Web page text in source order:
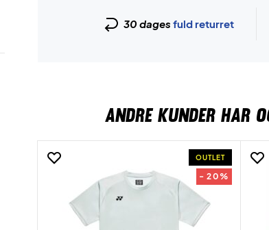
30 dages fuld returret
ANDRE KUNDER HAR
OUTLET
- 20%